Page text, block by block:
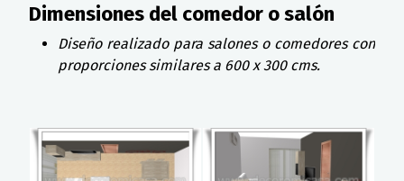
Dimensiones del comedor o salón
Diseño realizado para salones o comedores con
proporciones similares a 600 x 300 cms.